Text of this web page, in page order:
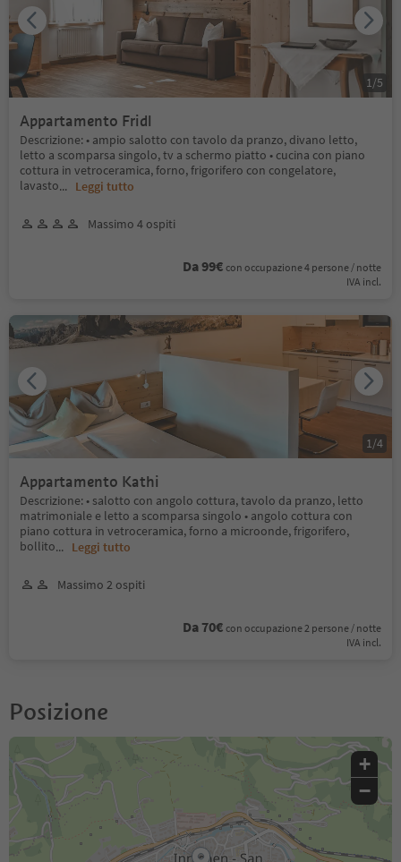
Appartamento Fridl
Descrizione: • ampio salotto con tavolo da pranzo, divano letto,
letto a scomparsa singolo, tv a schermo piatto • cucina con piano
cottura in vetroceramica, forno, frigorifero con congelatore,
lavasto... Leggi tutto
Massimo 4 ospiti
Da 99€ con occupazione 4 persone / notte
IVA incl.
1 /5
Appartamento Kathi
Descrizione: • salotto con angolo cottura, tavolo da pranzo, letto
matrimoniale e letto a scomparsa singolo • angolo cottura con
piano cottura in vetroceramica, forno a microonde, frigorifero,
bollito... Leggi tutto
Massimo 2 ospiti
Da 70€ con occupazione 2 persone / notte
IVA incl.
1 /4
Posizione
+
−